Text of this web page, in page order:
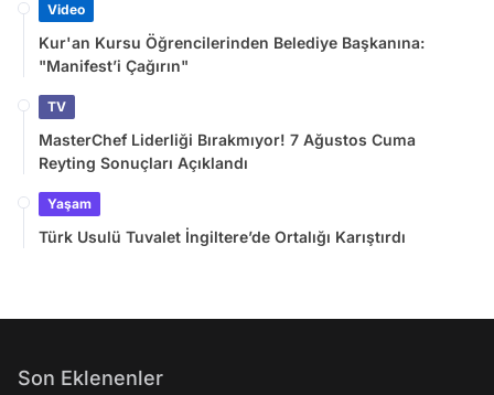
Video
Kur'an Kursu Öğrencilerinden Belediye Başkanına:
"Manifest’i Çağırın"
TV
MasterChef Liderliği Bırakmıyor! 7 Ağustos Cuma
Reyting Sonuçları Açıklandı
Yaşam
Türk Usulü Tuvalet İngiltere’de Ortalığı Karıştırdı
Son Eklenenler